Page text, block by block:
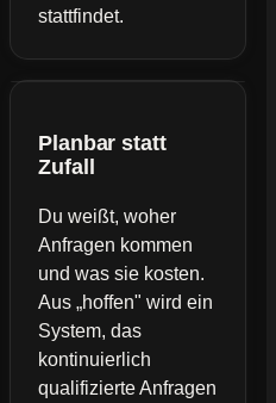
stattfindet.
Planbar statt
Zufall
Du weißt, woher
Anfragen kommen
und was sie kosten.
Aus „hoffen" wird ein
System, das
kontinuierlich
qualifizierte Anfragen